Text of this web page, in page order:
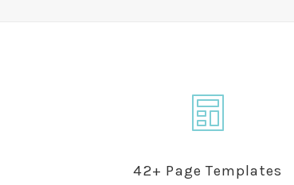
42+ Page Templates